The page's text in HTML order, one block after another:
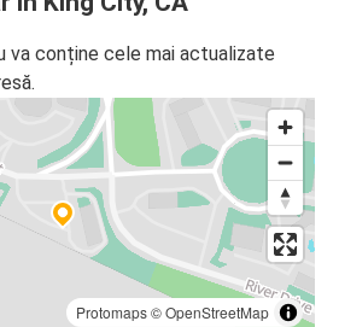
va conține cele mai actualizate
Protomaps©OpenStreetMap